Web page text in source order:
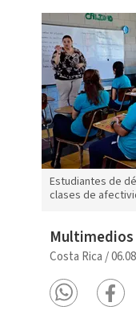
Estudiantes de
clases de
Costa Rica /